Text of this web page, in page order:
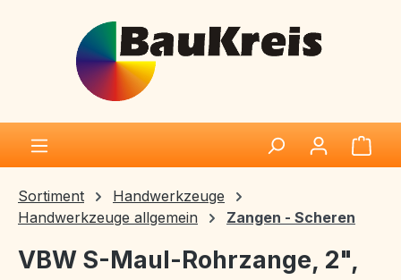
Zum Hauptinhalt springen
Sortiment
Handwerkzeuge
Handwerkzeuge allgemein
Zangen - Scheren
VBW S-Maul-Rohrzange, 2",